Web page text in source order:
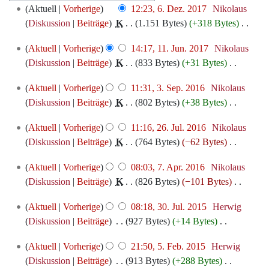
6.
Dezember
Aktuell Vorherige 12:23, 6. Dez. 2017‎ Nikolaus
Diskussion
Beiträge K 1.151 Bytes +318 Bytes ‎
e
i
e
B
e
a
b
e
t
u
g
s
11.
Juni
Aktuell Vorherige 14:17, 11. Jun. 2017‎ Nikolaus
Diskussion
Beiträge K 833 Bytes +31 Bytes ‎
e
i
e
B
e
a
b
e
t
u
3.
September
Aktuell Vorherige 11:31, 3. Sep. 2016‎ Nikolaus
Diskussion
Beiträge K 802 Bytes +38 Bytes ‎
e
i
e
B
e
a
b
e
26.
Aktuell Vorherige 11:16, 26. Jul. 2016‎ Nikolaus
Diskussion
Beiträge K 764 Bytes −62 Bytes ‎
e
i
e
B
e
a
7.
April
Aktuell Vorherige 08:03, 7. Apr. 2016‎ Nikolaus
Diskussion
Beiträge K 826 Bytes −101 Bytes ‎
e
i
e
B
30.
Aktuell Vorherige 08:18, 30. Jul. 2015‎ Herwig
Diskussion
Beiträge 927 Bytes +14 Bytes ‎
e
i
5.
Februar
Aktuell Vorherige 21:50, 5. Feb. 2015‎ Herwig
Diskussion
Beiträge 913 Bytes +288 Bytes ‎